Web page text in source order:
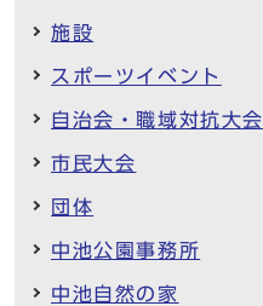
施設
スポーツイベント
自治会・職域対抗大会
市民大会
団体
中池公園事務所
中池自然の家